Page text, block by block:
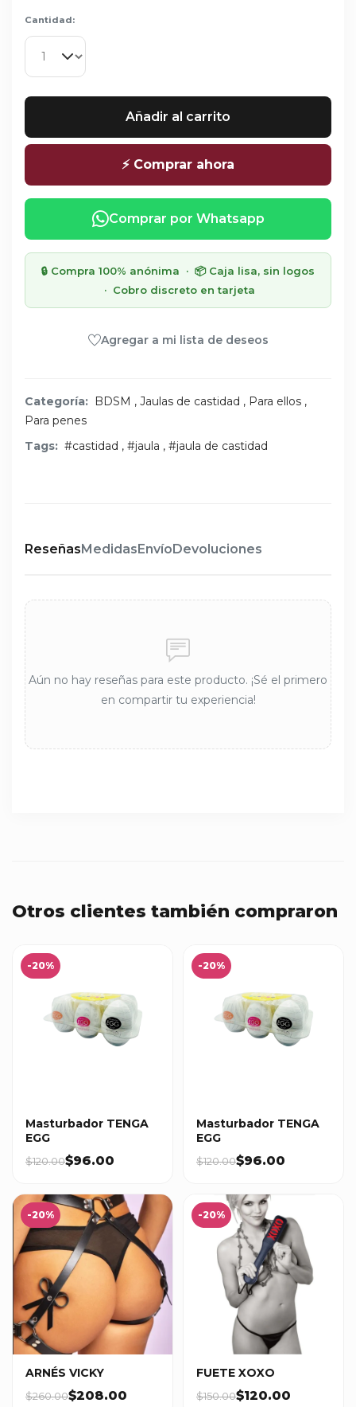
Cantidad:
Añadir al carrito
⚡ Comprar ahora
Comprar por Whatsapp
🔒 Compra 100% anónima · 📦 Caja lisa, sin logos
· Cobro discreto en tarjeta
Agregar a mi lista de deseos
Categoría: BDSM , Jaulas de castidad , Para ellos ,
Para penes
Tags: #castidad , #jaula , #jaula de castidad
ReseñasMedidasEnvíoDevoluciones
Aún no hay reseñas para este producto. ¡Sé el primero
en compartir tu experiencia!
Otros clientes también compraron
-20%
Masturbador TENGA
EGG
$120.00$96.00
-20%
Masturbador TENGA
EGG
$120.00$96.00
-20%
ARNÉS VICKY
$260.00$208.00
-20%
FUETE XOXO
$150.00$120.00